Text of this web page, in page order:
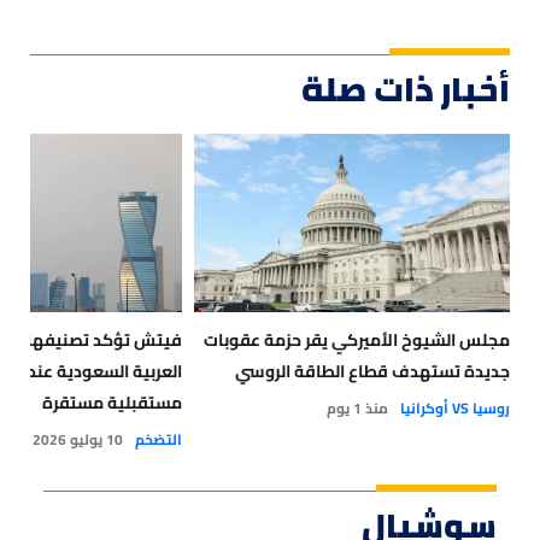
أخبار ذات صلة
مجلس الشيوخ الأميركي يقر حزمة عقوبات
جديدة تستهدف قطاع الطاقة الروسي
روسيا VS أوكرانيا منذ 1 يوم
فيتش تؤكد تصنيفها
مستقبلية مستقرة
التضخم 10 يوليو 2026
سوشيال